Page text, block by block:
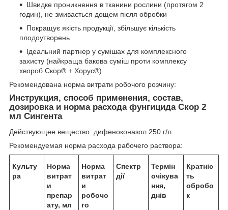
Швидке проникнення в тканини рослини (протягом 2
годин), не змивається дощем після обробки
Покращує якість продукції, збільшує кількість
плодоутворень
Ідеальний партнер у сумішах для комплексного
захисту (найкраща бакова суміш проти комплексу
хвороб Скор® + Хорус®)
Рекомендована норма витрати робочого розчину:
Инструкция, способ применения, состав,
дозировка и норма расхода фунгицида Скор 2
мл Сингента
Действующее вещество: дифеноконазол 250 г/л.
Рекомендуемая норма расхода рабочего раствора:
Культу
ра
Норма
витрат
и
препар
ату, мл
Норма
витрат
и
робочо
го
Спектр
дії
Термін
очікува
ння,
днів
Кратніс
ть
обробо
к